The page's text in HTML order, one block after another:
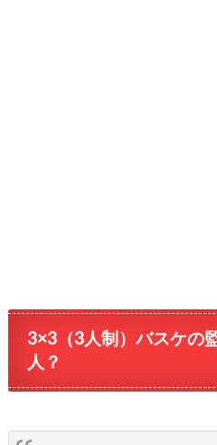
3×3（3人制）バスケの
人？